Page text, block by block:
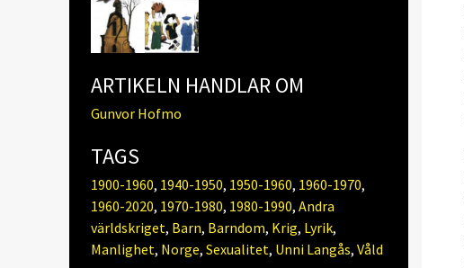
ARTIKELN HANDLAR OM
Gunvor Hofmo
TAGS
1900-1960, 1940-1950, 1950-1960, 1960-1970,
1960-2020, 1970-1980, 1980-1990, Andra
världskriget, Barn, Barndom, Krig, Lyrik,
Manlighet, Norge, Sexualitet, Unni Langås, Våld